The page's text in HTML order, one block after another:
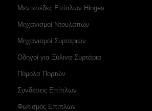
Μεντεσέδες Επίπλων Hinges
Μηχανισμοί Ντουλαπών
Μηχανισμοί Συρταριών
Οδηγοί για Ξύλινα Συρτάρια
Πόμολα Πορτών
Συνδέσεις Επίπλων
Φωτισμός Επίπλων